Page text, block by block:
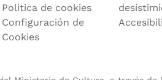
Política de cookies
Configuración de
Cookies